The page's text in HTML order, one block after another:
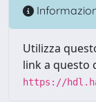
Utilizza
link a questo
https://